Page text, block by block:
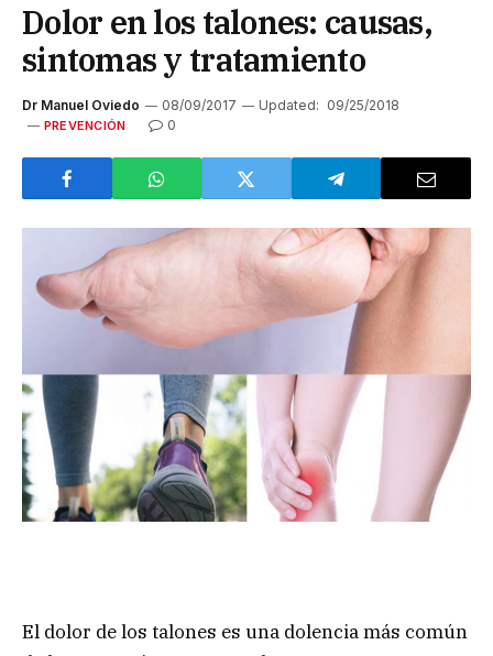
Dolor en los talones: causas,
sintomas y tratamiento
Dr Manuel Oviedo 08/09/2017 Updated: 09/25/2018
PREVENCIÓN 0
El dolor de los talones es una dolencia más común